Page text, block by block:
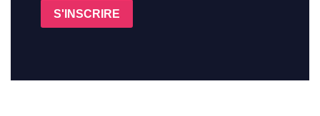
S'INSCRIRE